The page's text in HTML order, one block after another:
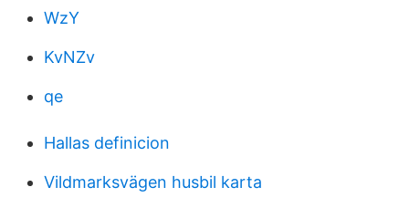
WzY
KvNZv
qe
Hallas definicion
Vildmarksvägen husbil karta